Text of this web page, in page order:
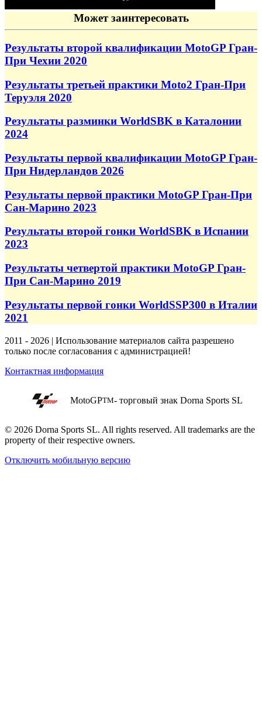
Может заинтересовать
Результаты второй квалификации MotoGP Гран-
При Чехии 2020
Результаты третьей практики Moto2 Гран-При
Теруэля 2020
Результаты разминки WorldSBK в Каталонии
2024
Результаты первой квалификации MotoGP Гран-
При Нидерландов 2026
Результаты первой практики MotoGP Гран-При
Сан-Марино 2023
Результаты второй гонки WorldSBK в Испании
2023
Результаты четвертой практики MotoGP Гран-
При Сан-Марино 2019
Результаты первой гонки WorldSSP300 в Италии
2021
2011 - 2026 | Использование материалов сайта разрешено
только после согласования с администрацией!
Контактная информация
MotoGPTM- торговый знак Dorna Sports SL
© 2026 Dorna Sports SL. All rights reserved. All trademarks are the
property of their respective owners.
Отключить мобильную версию